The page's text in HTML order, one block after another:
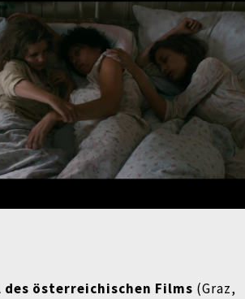
österreichischen Films (Graz,